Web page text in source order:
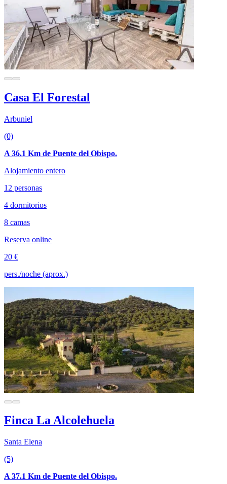
Casa El Forestal
Arbuniel
(0)
A 36.1 Km de Puente del Obispo.
Alojamiento entero
12 personas
4 dormitorios
8 camas
Reserva online
20 €
pers./noche (aprox.)
Finca La Alcolehuela
Santa Elena
(5)
A 37.1 Km de Puente del Obispo.